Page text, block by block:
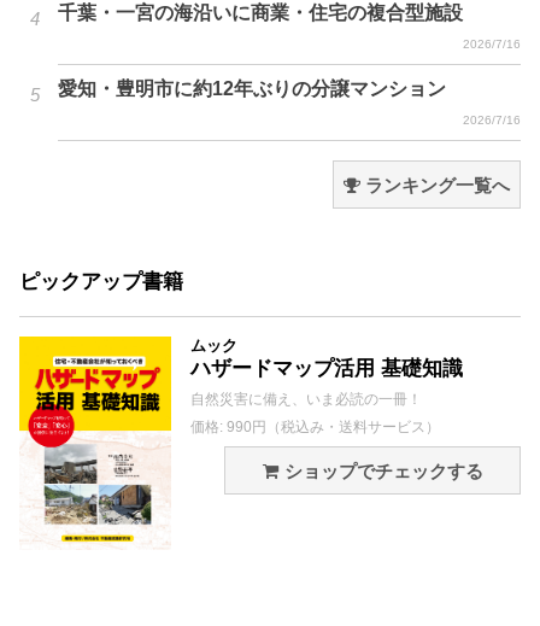
千葉・一宮の海沿いに商業・住宅の複合型施設
2026/7/16
愛知・豊明市に約12年ぶりの分譲マンション
2026/7/16
ランキング一覧へ
ピックアップ書籍
ムック
ハザードマップ活用 基礎知識
自然災害に備え、いま必読の一冊！
価格: 990円（税込み・送料サービス）
ショップでチェックする